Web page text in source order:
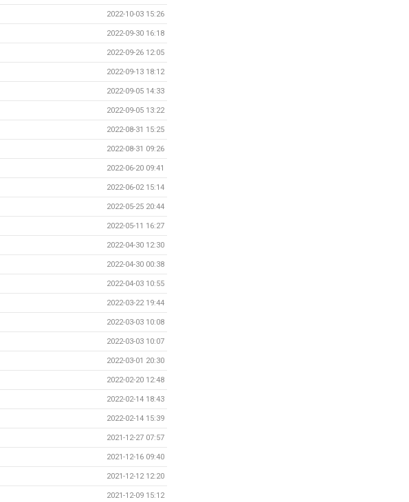
2022-10-03 15:26
2022-09-30 16:18
2022-09-26 12:05
2022-09-13 18:12
2022-09-05 14:33
2022-09-05 13:22
2022-08-31 15:25
2022-08-31 09:26
2022-06-20 09:41
2022-06-02 15:14
2022-05-25 20:44
2022-05-11 16:27
2022-04-30 12:30
2022-04-30 00:38
2022-04-03 10:55
2022-03-22 19:44
2022-03-03 10:08
2022-03-03 10:07
2022-03-01 20:30
2022-02-20 12:48
2022-02-14 18:43
2022-02-14 15:39
2021-12-27 07:57
2021-12-16 09:40
2021-12-12 12:20
2021-12-09 15:12